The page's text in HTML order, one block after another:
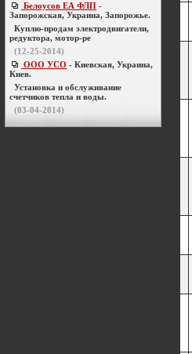
Белоусов ЕА ФЛП -
Запорожская, Украина, Запорожье.
Куплю-продам электродвигатели,
редуктора, мотор-ре
(12-25-2014)
ООО УСО - Киевская, Украина,
Киев.
Установка и обслуживание
счетчиков тепла и воды.
(03-04-2014)